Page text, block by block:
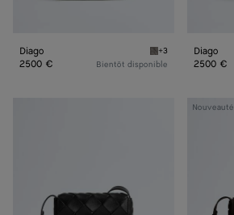
Diago Basalt Diago
+3
2500 € Bientôt disponible
Diago
2500 €
Nouveauté
Diago